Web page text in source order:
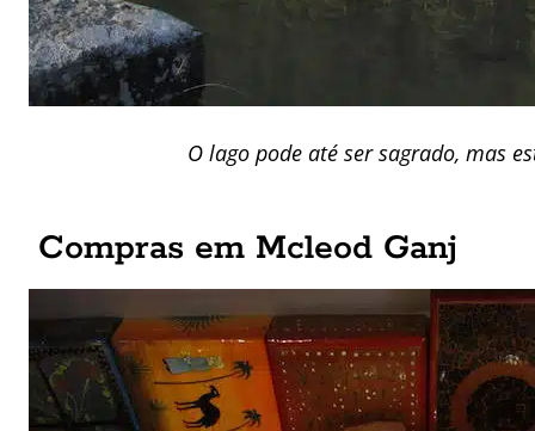
O lago pode até ser sagrado, mas
Compras em Mcleod Ganj